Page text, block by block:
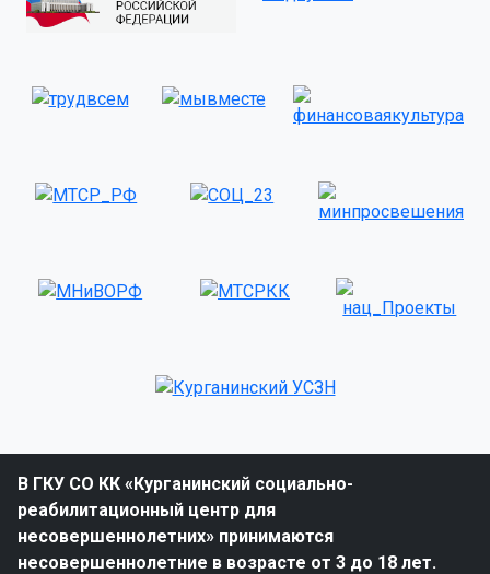
В ГКУ СО КК «Курганинский социально-
реабилитационный центр для
несовершеннолетних» принимаются
несовершеннолетние в возрасте от 3 до 18 лет.